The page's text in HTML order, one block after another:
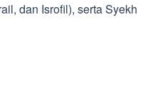
dan Isrofil), serta Syekh